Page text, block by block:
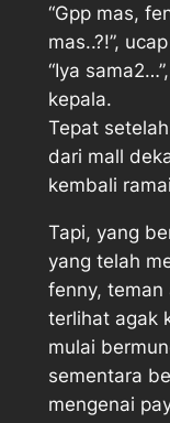
“Gpp mas,
mas..?!”,
“Iya
kepala.
Tepat
dari mall
kembali
Tapi, yang
yang telah
fenny, teman
terlihat agak
mulai
sementara
mengenai